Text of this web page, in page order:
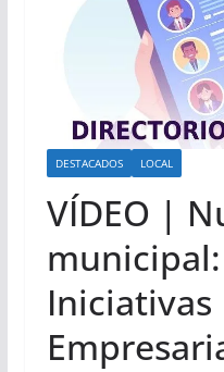
DESTACADOS LOCAL
VÍDEO |
Iniciativas